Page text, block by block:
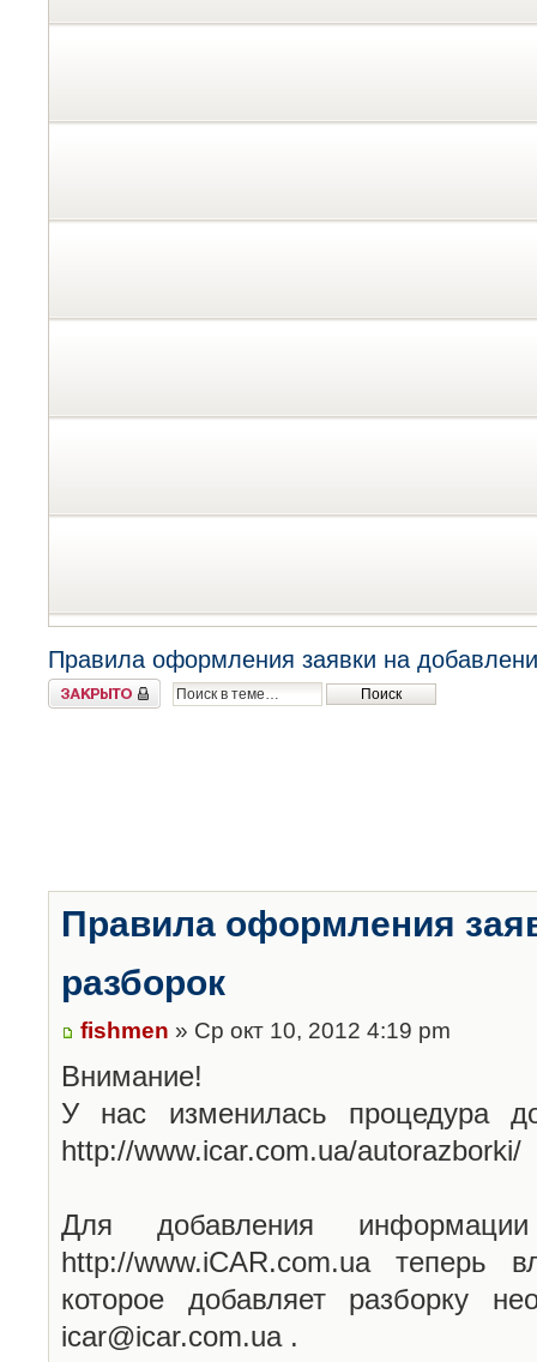
Правила оформления заявки на
Закрыто
Правила оформления
разборок
fishmen » Ср окт 10, 2012 4:19 pm
Внимание!
У нас изменилась процедура
http://www.icar.com.ua/autorazborki/
Для добавления
http://www.iCAR.com.ua теперь
которое добавляет разборку
icar@icar.com.ua .